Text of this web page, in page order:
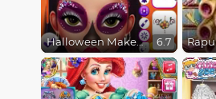
Halloween Makeup Trends 6.7